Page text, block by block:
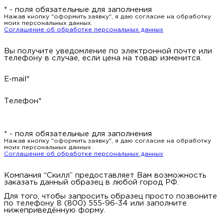
* - поля обязательные для заполнения
Нажав кнопку "оформить заявку", я даю согласие на обработку
моих персональных данных.
Соглашение об обработке персональных данных
Вы получите уведомление по электронной почте или
телефону в случае, если цена на товар изменится.
E-mail*
Телефон*
* - поля обязательные для заполнения
Нажав кнопку "оформить заявку", я даю согласие на обработку
моих персональных данных.
Соглашение об обработке персональных данных
Компания “Скилл” предоставляет Вам возможность
заказать данный образец в любой город РФ.
Для того, чтобы запросить образец просто позвоните
по телефону 8 (800) 555-96-34 или заполните
нижеприведённую форму.